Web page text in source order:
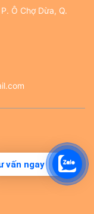
vấn ngay
Ô Chợ Dừa, Q.